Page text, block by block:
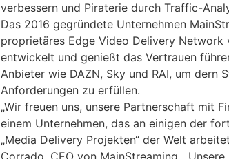
verbessern und Piraterie durch Traffic-
Das 2016 gegründete Unternehmen
proprietäres Edge Video Delivery Network
entwickelt und genießt das Vertrauen
Anbieter wie DAZN, Sky und RAI, um dern
Anforderungen zu erfüllen.
„Wir freuen uns, unsere Partnerschaft mit
einem Unternehmen, das an einigen der
„Media Delivery Projekten“ der Welt